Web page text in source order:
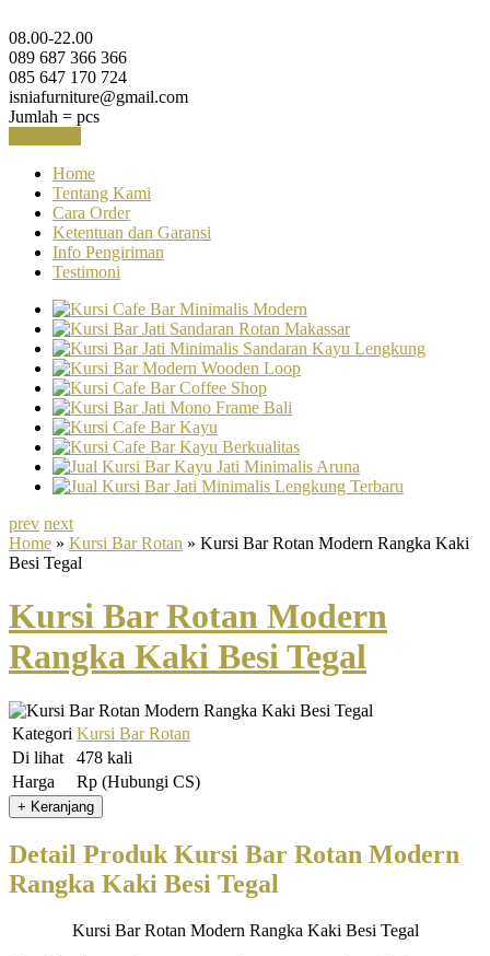
08.00-22.00
089 687 366 366
085 647 170 724
isniafurniture@gmail.com
Jumlah = pcs
Home
Tentang Kami
Cara Order
Ketentuan dan Garansi
Info Pengiriman
Testimoni
prev next
Home » Kursi Bar Rotan » Kursi Bar Rotan Modern Rangka Kaki
Besi Tegal
Kursi Bar Rotan Modern
Rangka Kaki Besi Tegal
Kategori Kursi Bar Rotan
Di lihat
478 kali
Harga
Rp (Hubungi CS)
Detail Produk Kursi Bar Rotan Modern
Rangka Kaki Besi Tegal
Kursi Bar Rotan Modern Rangka Kaki Besi Tegal